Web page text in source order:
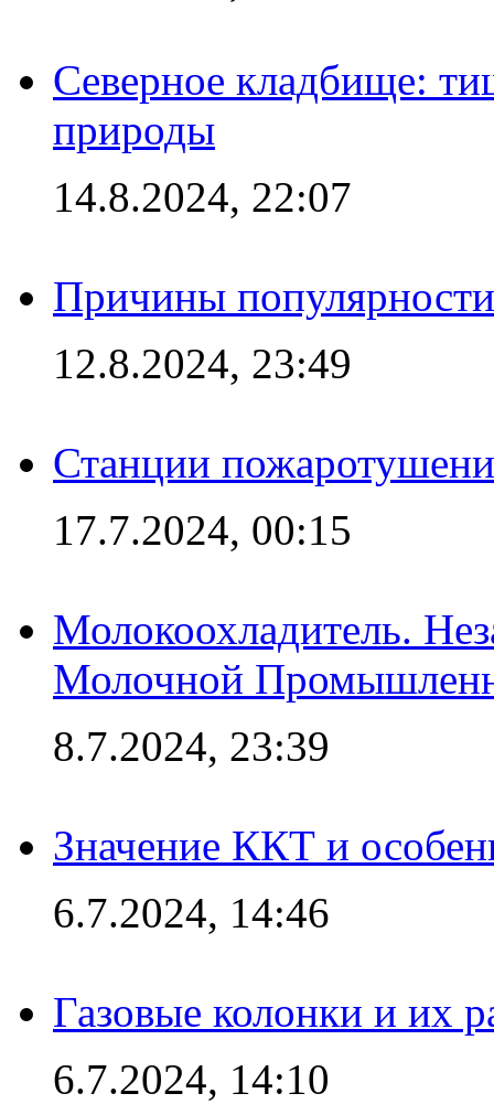
Северное кладбище:
природы
14.8.2024, 22:07
Причины
12.8.2024, 23:49
Станции
17.7.2024, 00:15
Молокоохладитель.
Молочной
8.7.2024, 23:39
Значение ККТ и
6.7.2024, 14:46
Газовые колонки и их
6.7.2024, 14:10